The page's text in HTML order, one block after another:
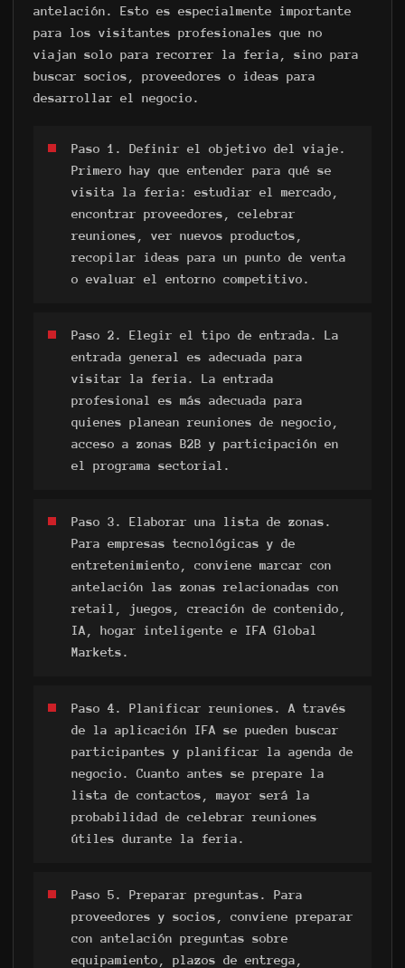
antelación. Esto es especialmente importante
para los visitantes profesionales que no
viajan solo para recorrer la feria, sino para
buscar socios, proveedores o ideas para
desarrollar el negocio.
Paso 1. Definir el objetivo del viaje.
Primero hay que entender para qué se
visita la feria: estudiar el mercado,
encontrar proveedores, celebrar
reuniones, ver nuevos productos,
recopilar ideas para un punto de venta
o evaluar el entorno competitivo.
Paso 2. Elegir el tipo de entrada. La
entrada general es adecuada para
visitar la feria. La entrada
profesional es más adecuada para
quienes planean reuniones de negocio,
acceso a zonas B2B y participación en
el programa sectorial.
Paso 3. Elaborar una lista de zonas.
Para empresas tecnológicas y de
entretenimiento, conviene marcar con
antelación las zonas relacionadas con
retail, juegos, creación de contenido,
IA, hogar inteligente e IFA Global
Markets.
Paso 4. Planificar reuniones. A través
de la aplicación IFA se pueden buscar
participantes y planificar la agenda de
negocio. Cuanto antes se prepare la
lista de contactos, mayor será la
probabilidad de celebrar reuniones
útiles durante la feria.
Paso 5. Preparar preguntas. Para
proveedores y socios, conviene preparar
con antelación preguntas sobre
equipamiento, plazos de entrega,
2017-2026 ANVIO LLC | TODOS LOS DERECHOS